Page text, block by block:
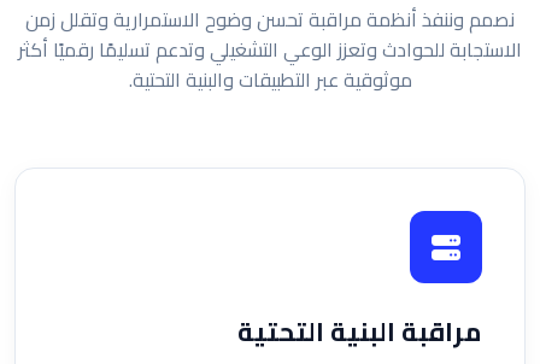
نصمم وننفذ أنظمة مراقبة تحسن وضوح الاستمرارية وتقلل زمن
الاستجابة للحوادث وتعزز الوعي التشغيلي وتدعم تسليمًا رقميًا أكثر
موثوقية عبر التطبيقات والبنية التحتية.
مراقبة البنية التحتية